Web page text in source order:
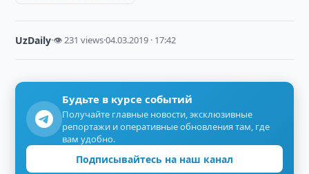
UzDaily·👁 231 views·04.03.2019 · 17:42
Будьте в курсе событий
Получайте главные новости, эксклюзивные
репортажи и оперативные обновления там, где
вам удобно.
Подписывайтесь на наш канал